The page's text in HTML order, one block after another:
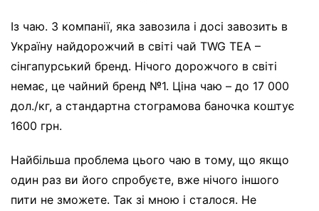
Із чаю. З компанії, яка завозила і досі завозить в
Україну найдорожчий в світі чай TWG TEA –
сінгапурський бренд. Нічого дорожчого в світі
немає, це чайний бренд №1. Ціна чаю – до 17 000
дол./кг, а стандартна стограмова баночка коштує
1600 грн.
Найбільша проблема цього чаю в тому, що якщо
один раз ви його спробуєте, вже нічого іншого
пити не зможете. Так зі мною і сталося. Не